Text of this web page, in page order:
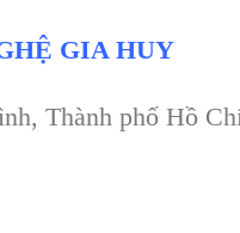
GIA HUY
Thành phố Hồ